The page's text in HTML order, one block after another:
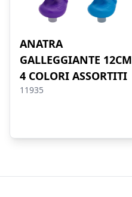
ANATRA
GALLEGGIANTE 12CM
4 COLORI ASSORTITI
11935